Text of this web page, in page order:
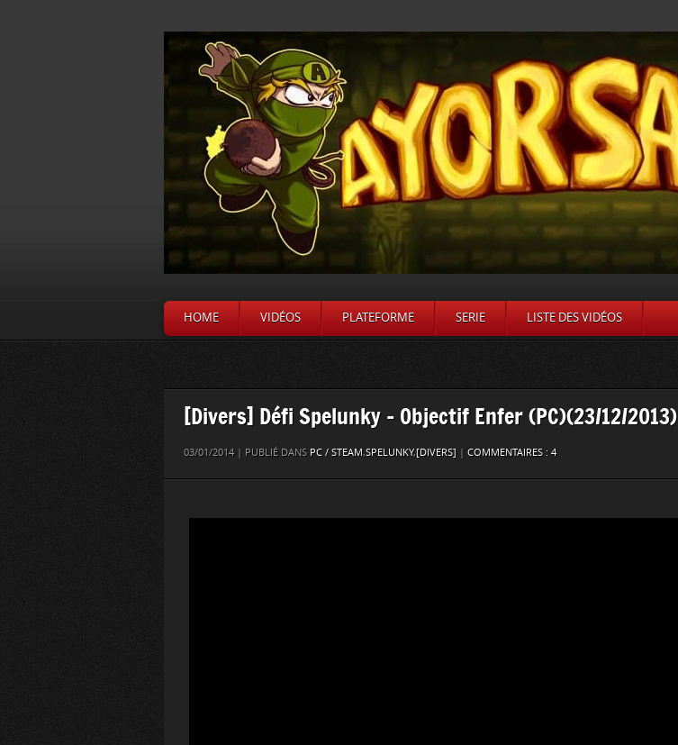
HOME VIDÉOS PLATEFORME SERIE LISTE DES VIDÉOS
[Divers] Défi Spelunky – Objectif Enfer (PC)(23/12/2013)
03/01/2014 | PUBLIÉ DANS PC / STEAM,SPELUNKY,[DIVERS] | COMMENTAIRES : 4